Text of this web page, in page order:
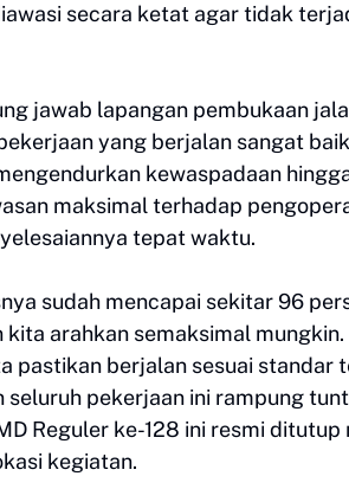
secara ketat agar tidak
jawab lapangan pembukaan
yang berjalan sangat
kewaspadaan
maksimal terhadap
tepat waktu.
sudah mencapai sekitar 96
arahkan semaksimal
pastikan berjalan sesuai standar
pekerjaan ini rampung
Reguler ke-128 ini resmi ditutup
kegiatan.